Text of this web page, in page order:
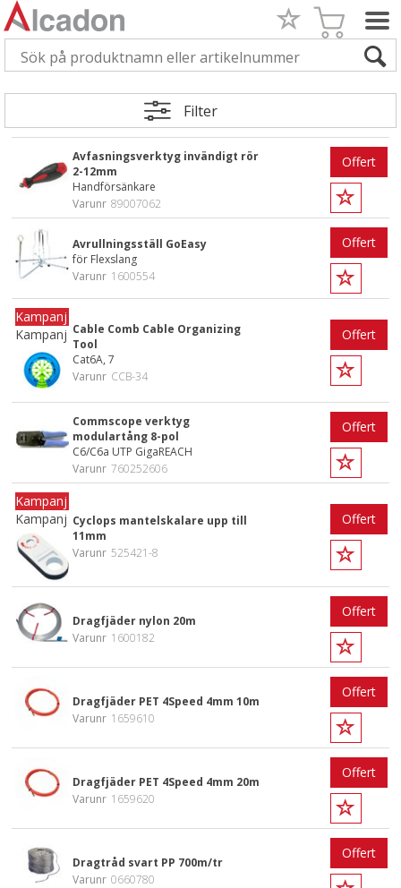
Filter
Avfasningsverktyg invändigt rör
2-12mm
Handförsänkare
Varunr 89007062
Offert
Avrullningsställ GoEasy
för Flexslang
Varunr 1600554
Offert
Kampanj Cable Comb Cable Organizing
Tool
Cat6A, 7
Varunr CCB-34
Offert
Commscope verktyg
modulartång 8-pol
C6/C6a UTP GigaREACH
Varunr 760252606
Offert
Kampanj Cyclops mantelskalare upp till
11mm
Varunr 525421-8
Offert
Dragfjäder nylon 20m
Varunr 1600182
Offert
Dragfjäder PET 4Speed 4mm 10m
Varunr 1659610
Offert
Dragfjäder PET 4Speed 4mm 20m
Varunr 1659620
Offert
Dragtråd svart PP 700m/tr
Varunr 0660780
Offert